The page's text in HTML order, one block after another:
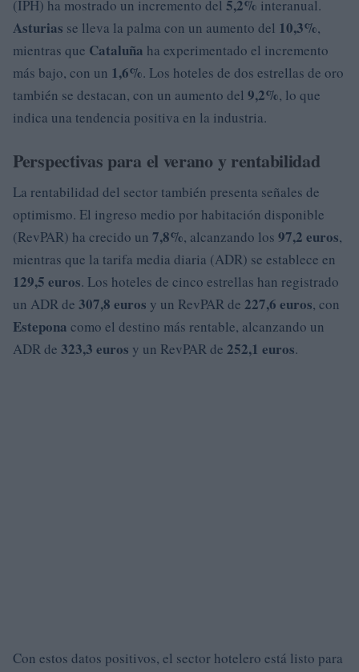
(IPH) ha mostrado un incremento del 5,2% interanual.
Asturias se lleva la palma con un aumento del 10,3%,
mientras que Cataluña ha experimentado el incremento
más bajo, con un 1,6%. Los hoteles de dos estrellas de oro
también se destacan, con un aumento del 9,2%, lo que
indica una tendencia positiva en la industria.
Perspectivas para el verano y rentabilidad
La rentabilidad del sector también presenta señales de
optimismo. El ingreso medio por habitación disponible
(RevPAR) ha crecido un 7,8%, alcanzando los 97,2 euros,
mientras que la tarifa media diaria (ADR) se establece en
129,5 euros. Los hoteles de cinco estrellas han registrado
un ADR de 307,8 euros y un RevPAR de 227,6 euros, con
Estepona como el destino más rentable, alcanzando un
ADR de 323,3 euros y un RevPAR de 252,1 euros.
Con estos datos positivos, el sector hotelero está listo para